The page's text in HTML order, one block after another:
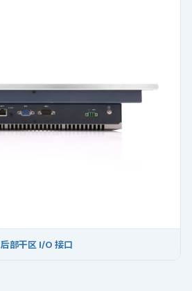
后部干区 I/O 接口